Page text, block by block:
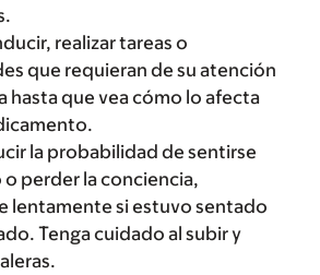
realizar tareas o
que requieran de su atención
hasta que vea cómo lo afecta
la probabilidad de sentirse
o perder la conciencia,
lentamente si estuvo sentado
Tenga cuidado al subir y